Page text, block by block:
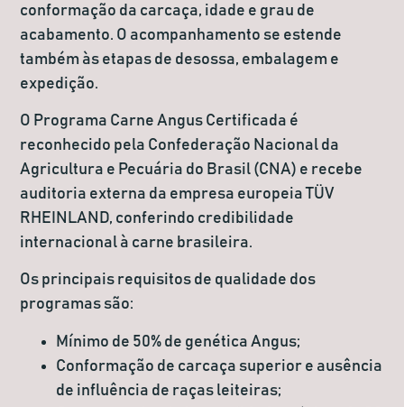
conformação da carcaça, idade e grau de
acabamento. O acompanhamento se estende
também às etapas de desossa, embalagem e
expedição.
O Programa Carne Angus Certificada é
reconhecido pela Confederação Nacional da
Agricultura e Pecuária do Brasil (CNA) e recebe
auditoria externa da empresa europeia TÜV
RHEINLAND, conferindo credibilidade
internacional à carne brasileira.
Os principais requisitos de qualidade dos
programas são:
Mínimo de 50% de genética Angus;
Conformação de carcaça superior e ausência
de influência de raças leiteiras;